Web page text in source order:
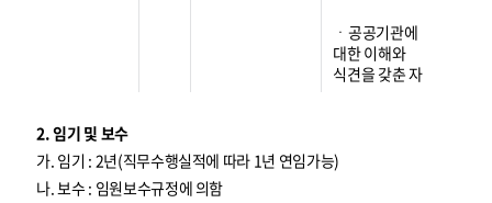
ㆍ공공기관에
대한 이해와
식견을 갖춘 자
2. 임기 및 보수
가. 임기 : 2년(직무수행실적에 따라 1년 연임가능)
나. 보수 : 임원보수규정에 의함